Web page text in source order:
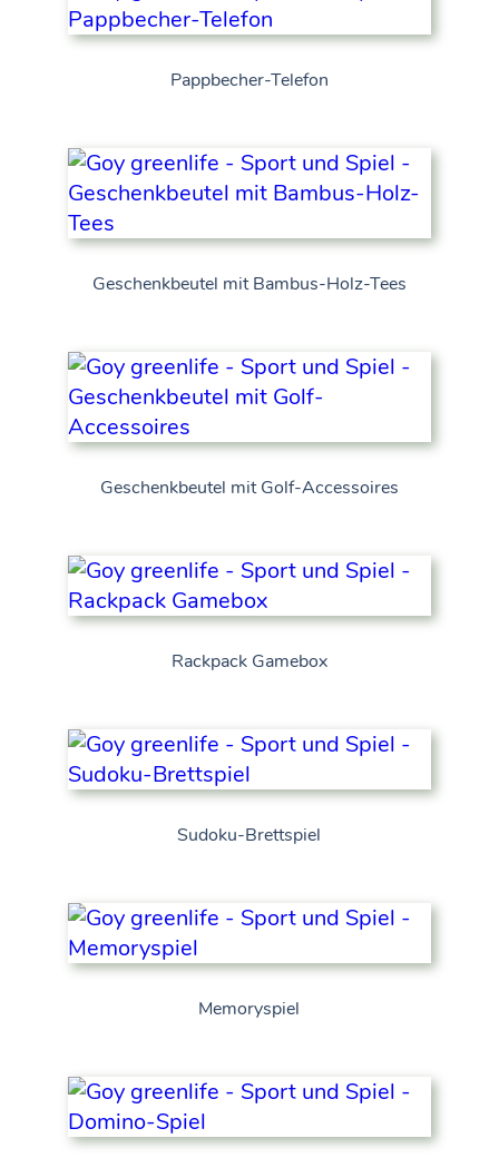
Pappbecher-Telefon
Geschenkbeutel mit Bambus-Holz-Tees
Geschenkbeutel mit Golf-Accessoires
Rackpack Gamebox
Sudoku-Brettspiel
Memoryspiel